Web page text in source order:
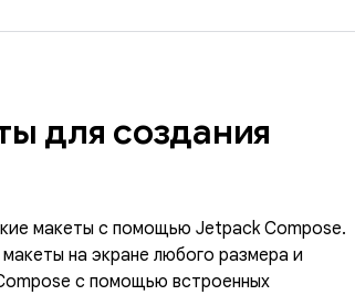
для создания
макеты с помощью Jetpack Compose.
на экране любого размера и
с помощью встроенных